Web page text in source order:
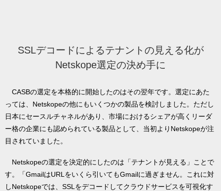
SSLデコードによるテナントの見える化が
Netskope選定の決め手に
CASBの選定を本格的に開始したのはその翌年です。選定にあた
っては、Netskopeの他にもいくつかの製品を検討しました。ただし
日本にセースルチャネルがあり、市場におけるシェアが高くリーダ
ー格の企業にも認められている製品として、当初よりNetskopeが注
目されていました。
Netskopeの選定を決定的にしたのは「テナントが見える」ことで
す。「GmailはURLをいくら引いてもGmailに過ぎません。これに対
しNetskopeでは、SSLをデコードしてクラウドサービスを可視化す